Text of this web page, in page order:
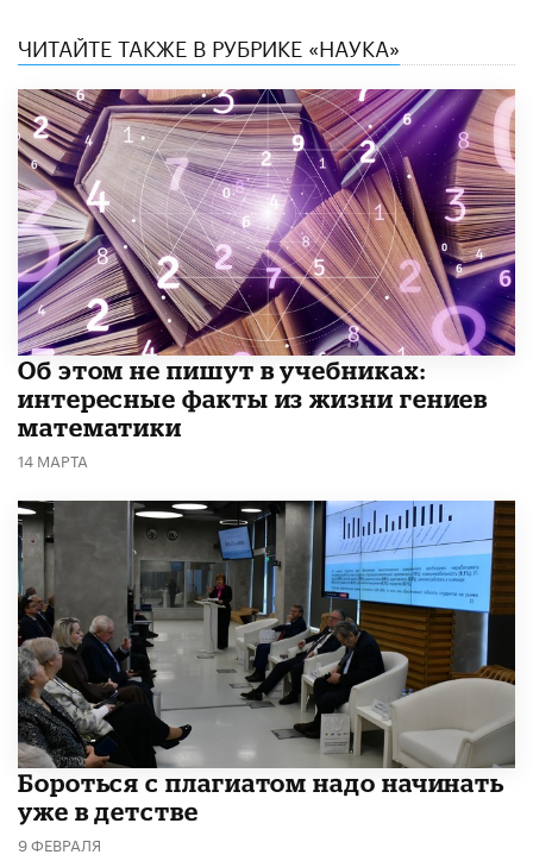
ЧИТАЙТЕ ТАКЖЕ В РУБРИКЕ «НАУКА»
Об этом не пишут в учебниках:
интересные факты из жизни гениев
математики
14 МАРТА
​Бороться с плагиатом надо начинать
уже в детстве
9 ФЕВРАЛЯ